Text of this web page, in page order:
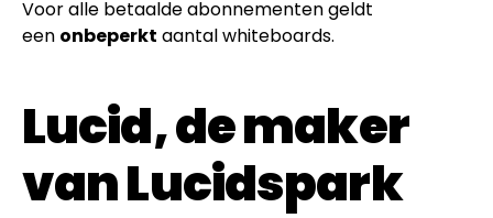
Voor alle betaalde abonnementen geldt
een onbeperkt aantal whiteboards.
Lucid, de maker
van Lucidspark